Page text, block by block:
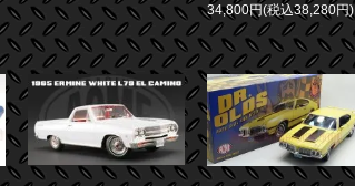
34,800円(税込38,280円)